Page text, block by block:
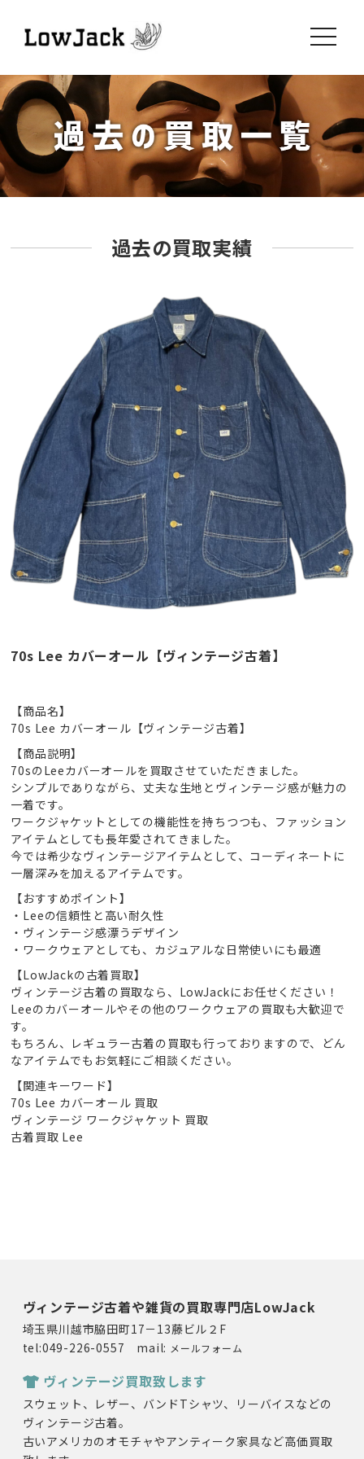
toggle
過去の買取実績
70s Lee カバーオール【ヴィンテージ古着】
【商品名】
70s Lee カバーオール【ヴィンテージ古着】
【商品説明】
70sのLeeカバーオールを買取させていただきました。
シンプルでありながら、丈夫な生地とヴィンテージ感が魅力の
一着です。
ワークジャケットとしての機能性を持ちつつも、ファッション
アイテムとしても長年愛されてきました。
今では希少なヴィンテージアイテムとして、コーディネートに
一層深みを加えるアイテムです。
【おすすめポイント】
・Leeの信頼性と高い耐久性
・ヴィンテージ感漂うデザイン
・ワークウェアとしても、カジュアルな日常使いにも最適
【LowJackの古着買取】
ヴィンテージ古着の買取なら、LowJackにお任せください！
Leeのカバーオールやその他のワークウェアの買取も大歓迎で
す。
もちろん、レギュラー古着の買取も行っておりますので、どん
なアイテムでもお気軽にご相談ください。
【関連キーワード】
70s Lee カバーオール 買取
ヴィンテージ ワークジャケット 買取
古着買取 Lee
ヴィンテージ古着や雑貨の買取専門店LowJack
埼玉県川越市脇田町17－13藤ビル２F
tel:049-226-0557 mail: メールフォーム
ヴィンテージ買取致します
スウェット、レザー、バンドTシャツ、リーバイスなどの
ヴィンテージ古着。
古いアメリカのオモチャやアンティーク家具など高価買取